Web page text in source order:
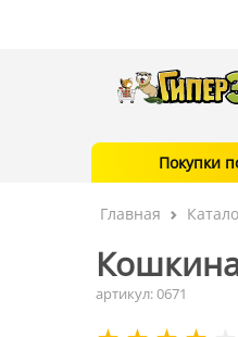
Покупки
Главная
артикул: 0671